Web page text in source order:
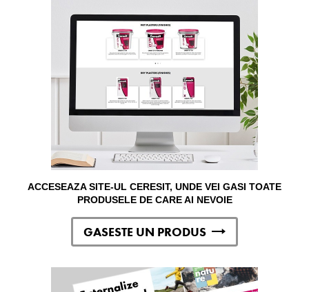
ACCESEAZA SITE-UL CERESIT, UNDE VEI GASI TOATE
PRODUSELE DE CARE AI NEVOIE
GASESTE UN PRODUS